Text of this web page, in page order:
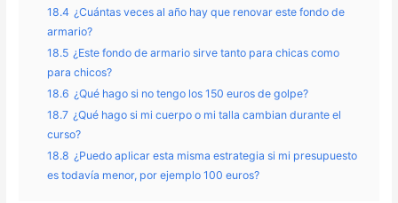
18.4 ¿Cuántas veces al año hay que renovar este fondo de
armario?
18.5 ¿Este fondo de armario sirve tanto para chicas como
para chicos?
18.6 ¿Qué hago si no tengo los 150 euros de golpe?
18.7 ¿Qué hago si mi cuerpo o mi talla cambian durante el
curso?
18.8 ¿Puedo aplicar esta misma estrategia si mi presupuesto
es todavía menor, por ejemplo 100 euros?